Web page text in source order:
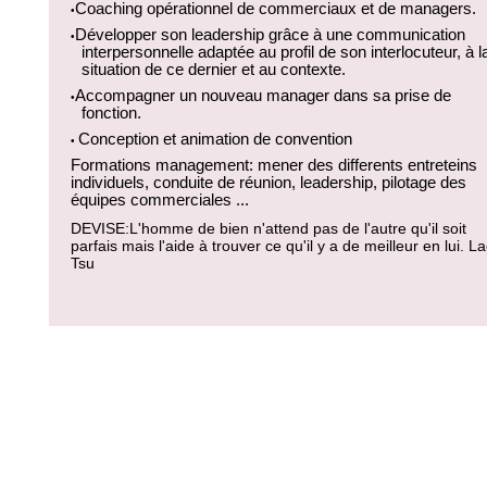
•Coaching opérationnel de commerciaux et de managers.
• Développer son leadership grâce à une communication
interpersonnelle adaptée au profil de son interlocuteur, à
situation de ce dernier et au contexte.
•Accompagner un nouveau manager dans sa prise de
fonction.
• Conception et animation de convention
Formations management: mener des differents entreteins
individuels, conduite de réunion, leadership, pilotage des
équipes commerciales ...
DEVISE:L'homme de bien n'attend pas de l'autre qu'il soit
parfais mais l'aide à trouver ce qu'il y a de meilleur en lui.
Tsu